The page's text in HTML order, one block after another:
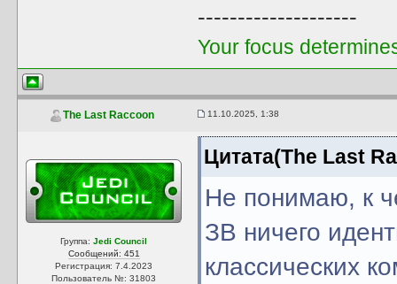
--------------------
Your focus
The Last Raccoon 11.10.2025, 1:38
Группа:Jedi Council
Сообщений: 451
Регистрация: 7.4.2023
Пользователь №: 31803
Цитата(The Last
Не понимаю, к
ЗВ ничего
классических